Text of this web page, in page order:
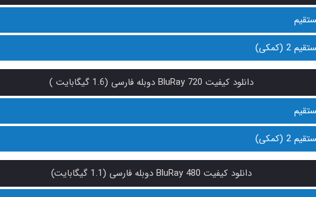
2 (کمکی)
دانلود کیفیت BluRay 720 دوبله فارسی (1.6 گیگابایت )
2 (کمکی)
دانلود کیفیت BluRay 480 دوبله فارسی (1.1 گیگابایت)